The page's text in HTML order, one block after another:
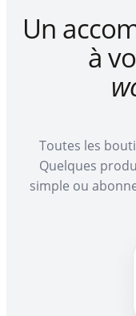
Un
à
Toutes les
Quelques
simple ou